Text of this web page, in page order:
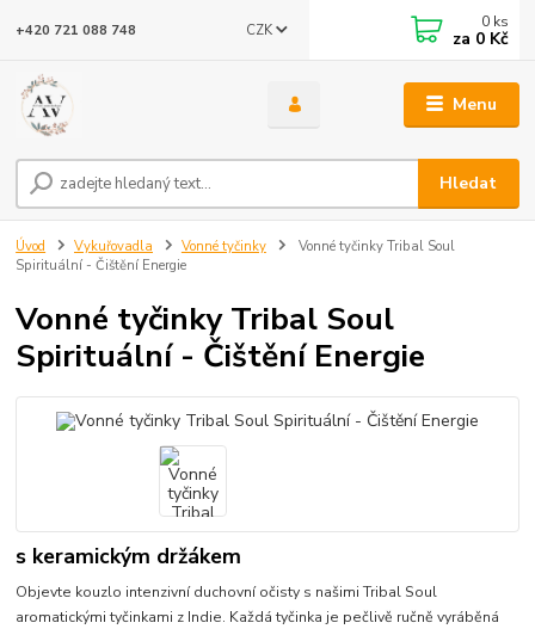
Menu
CZK
Hledat
+420 721 088 748 0 ks
za 0 Kč
Úvod Vykuřovadla Vonné tyčinky
Vonné tyčinky Tribal Soul
Spirituální - Čištění Energie
Vonné tyčinky Tribal Soul
Spirituální - Čištění Energie
s keramickým držákem
Objevte kouzlo intenzivní duchovní očisty s našimi Tribal Soul
aromatickými tyčinkami z Indie. Každá tyčinka je pečlivě ručně vyráběná